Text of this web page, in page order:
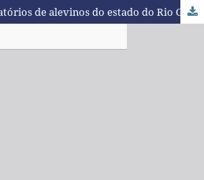
Mapeamento dos Laboratórios de alevinos do estado do Rio Grande do Sul e Desenvolvimento de Marcadores Moleculares para jundiá (Rhamdia sp.)